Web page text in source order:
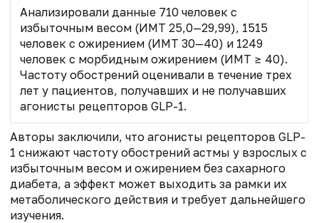
Анализировали данные 710 человек с
избыточным весом (ИМТ 25,0—29,99), 1515
человек с ожирением (ИМТ 30—40) и 1249
человек с морбидным ожирением (ИМТ ≥ 40).
Частоту обострений оценивали в течение трех
лет у пациентов, получавших и не получавших
агонисты рецепторов GLP-1.
Авторы заключили, что агонисты рецепторов GLP-
1 снижают частоту обострений астмы у взрослых с
избыточным весом и ожирением без сахарного
диабета, а эффект может выходить за рамки их
метаболического действия и требует дальнейшего
изучения.